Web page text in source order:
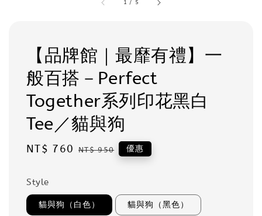
1 / 5
【品牌館｜最靡有禮】一
般百搭－Perfect
Together系列印花黑白
Tee／貓與狗
Sale
NT$ 760 Regular
NT$ 950 優惠
Style
貓與狗（白色） 貓與狗（黑色）